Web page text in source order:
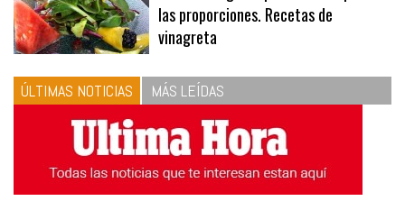
las proporciones. Recetas de
vinagreta
ÚLTIMAS NOTICIAS MÁS LEÍDAS